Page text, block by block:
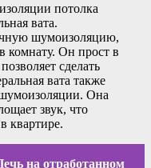
потолка
вата.
шумоизоляцию,
комнату. Он прост в
сделать
вата также
Она
звук, что
квартире.
на отработанном